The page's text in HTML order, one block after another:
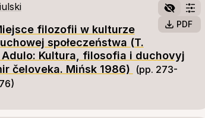
PDF
filozofii w kulturze
społeczeństwa (T.
Adulo: Kultura, filosofia i duchovyj
čeloveka. Mińsk 1986) (pp. 273-